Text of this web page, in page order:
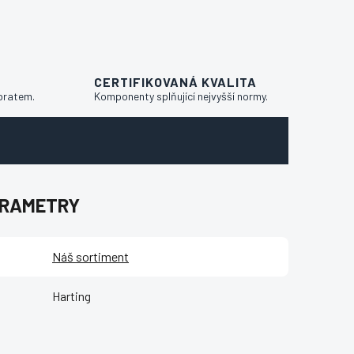
CERTIFIKOVANÁ KVALITA
Komponenty splňující nejvyšší normy.
Náš sortiment
Harting